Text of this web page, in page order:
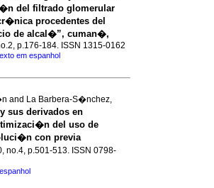
del filtrado glomerular
procedentes del
de alcal�”, cuman�,
p.176-184. ISSN 1315-0162
em espanhol
and La Barbera-S�nchez,
sus derivados en
del uso de
con previa
no.4, p.501-513. ISSN 0798-